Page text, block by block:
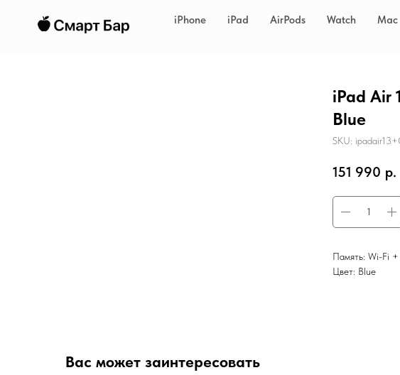
iPhone iPad AirPods Watch Mac
iPad Air
Blue
SKU:
151 990 р.
Память: Wi-Fi
Цвет: Blue
Вас может заинтересовать